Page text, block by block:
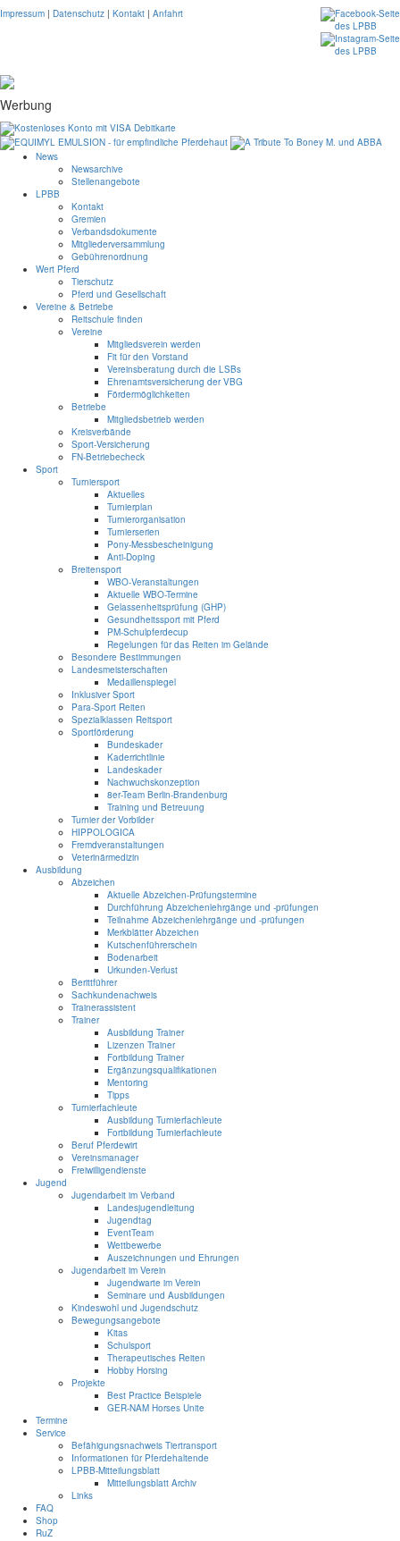
Impressum | Datenschutz | Kontakt | Anfahrt
Werbung
News
Newsarchive
Stellenangebote
LPBB
Kontakt
Gremien
Verbandsdokumente
Mitgliederversammlung
Gebührenordnung
Wert Pferd
Tierschutz
Pferd und Gesellschaft
Vereine & Betriebe
Reitschule finden
Vereine
Mitgliedsverein werden
Fit für den Vorstand
Vereinsberatung durch die LSBs
Ehrenamtsversicherung der VBG
Fördermöglichkeiten
Betriebe
Mitgliedsbetrieb werden
Kreisverbände
Sport-Versicherung
FN-Betriebecheck
Sport
Turniersport
Aktuelles
Turnierplan
Turnierorganisation
Turnierserien
Pony-Messbescheinigung
Anti-Doping
Breitensport
WBO-Veranstaltungen
Aktuelle WBO-Termine
Gelassenheitsprüfung (GHP)
Gesundheitssport mit Pferd
PM-Schulpferdecup
Regelungen für das Reiten im Gelände
Besondere Bestimmungen
Landesmeisterschaften
Medaillenspiegel
Inklusiver Sport
Para-Sport Reiten
Spezialklassen Reitsport
Sportförderung
Bundeskader
Kaderrichtlinie
Landeskader
Nachwuchskonzeption
8er-Team Berlin-Brandenburg
Training und Betreuung
Turnier der Vorbilder
HIPPOLOGICA
Fremdveranstaltungen
Veterinärmedizin
Ausbildung
Abzeichen
Aktuelle Abzeichen-Prüfungstermine
Durchführung Abzeichenlehrgänge und -prüfungen
Teilnahme Abzeichenlehrgänge und -prüfungen
Merkblätter Abzeichen
Kutschenführerschein
Bodenarbeit
Urkunden-Verlust
Berittführer
Sachkundenachweis
Trainerassistent
Trainer
Ausbildung Trainer
Lizenzen Trainer
Fortbildung Trainer
Ergänzungsqualifikationen
Mentoring
Tipps
Turnierfachleute
Ausbildung Turnierfachleute
Fortbildung Turnierfachleute
Beruf Pferdewirt
Vereinsmanager
Freiwilligendienste
Jugend
Jugendarbeit im Verband
Landesjugendleitung
Jugendtag
EventTeam
Wettbewerbe
Auszeichnungen und Ehrungen
Jugendarbeit im Verein
Jugendwarte im Verein
Seminare und Ausbildungen
Kindeswohl und Jugendschutz
Bewegungsangebote
Kitas
Schulsport
Therapeutisches Reiten
Hobby Horsing
Projekte
Best Practice Beispiele
GER-NAM Horses Unite
Termine
Service
Befähigungsnachweis Tiertransport
Informationen für Pferdehaltende
LPBB-Mitteilungsblatt
Mitteilungsblatt Archiv
Links
FAQ
Shop
RuZ